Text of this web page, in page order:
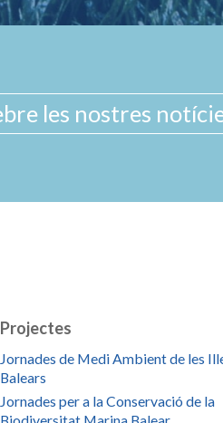
Projectes
Jornades de Medi Ambient de les
Balears
Jornades per a la Conservació de la